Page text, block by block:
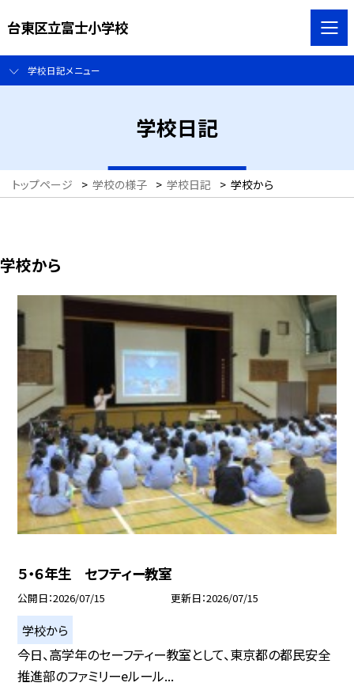
台東区立富士小学校
学校日記メニュー
学校日記
トップページ > 学校の様子 > 学校日記 > 学校から
学校から
５・６年生 セフティー教室
公開日 2026/07/15 更新日 2026/07/15
学校から
今日、高学年のセーフティー教室として、東京都の都民安全
推進部のファミリーeルール...